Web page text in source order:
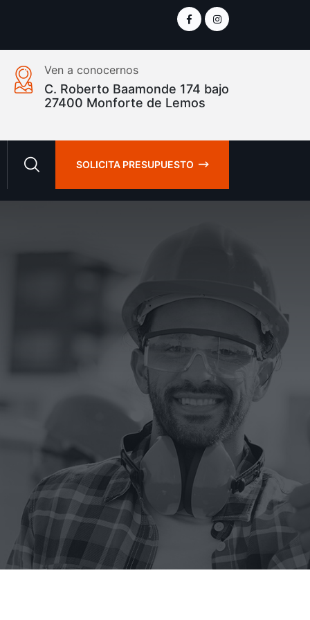
Ven a conocernos
C. Roberto Baamonde 174 bajo
27400 Monforte de Lemos
SOLICITA PRESUPUESTO